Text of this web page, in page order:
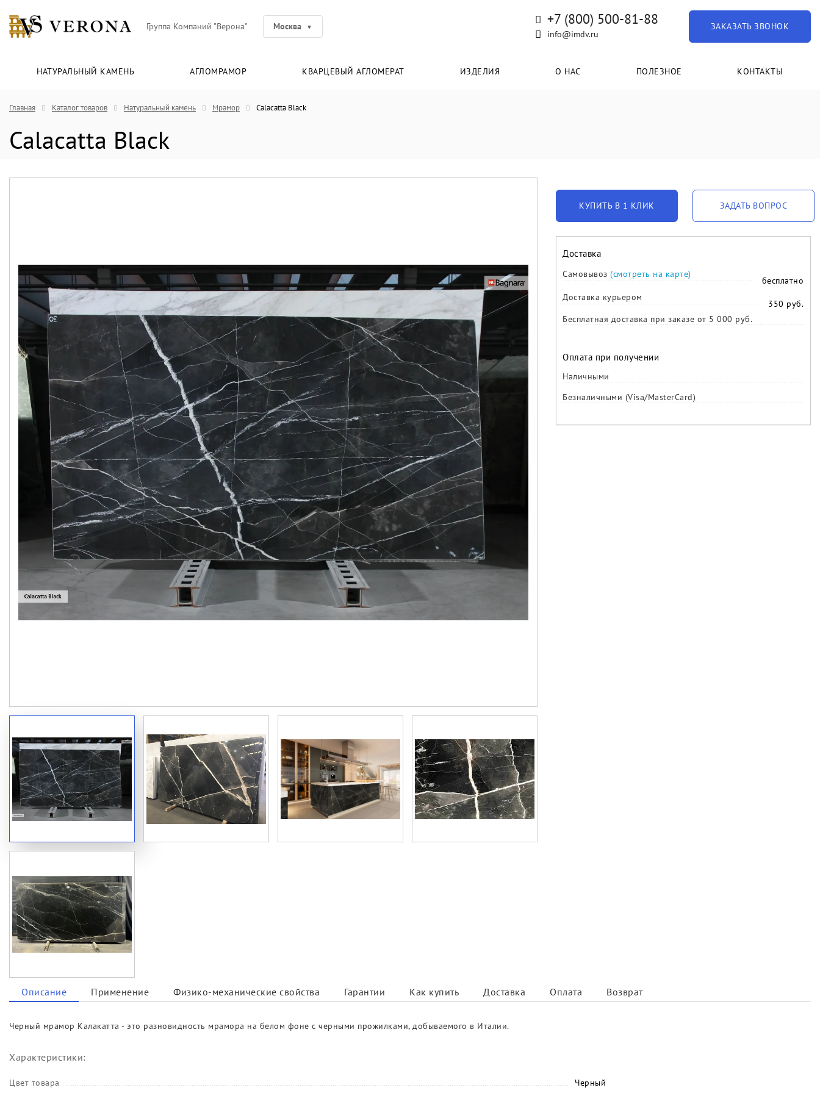
Группа Компаний "Верона" Москва +7 (800) 500-81-88
info@imdv.ru
ЗАКАЗАТЬ ЗВОНОК
НАТУРАЛЬНЫЙ КАМЕНЬ АГЛОМРАМОР КВАРЦЕВЫЙ АГЛОМЕРАТ ИЗДЕЛИЯ О НАС ПОЛЕЗНОЕ КОНТАКТЫ
Главная Каталог товаров Натуральный камень Мрамор Calacatta Black
Calacatta Black
КУПИТЬ В 1 КЛИК ЗАДАТЬ ВОПРОС
Доставка
Самовывоз (смотреть на карте)
бесплатно
Доставка курьером
350 руб.
Бесплатная доставка при заказе от 5 000 руб.
Оплата при получении
Наличными
Безналичными (Visa/MasterCard)
Описание Применение Физико-механические свойства Гарантии Как купить Доставка Оплата Возврат
Черный мрамор Калакатта - это разновидность мрамора на белом фоне с черными прожилками, добываемого в Италии.
Характеристики:
Цвет товара Черный